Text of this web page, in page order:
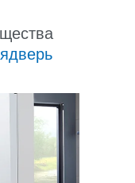
ядверь